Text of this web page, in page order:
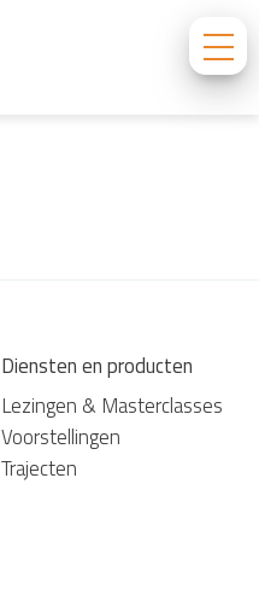
Diensten en producten
Lezingen & Masterclasses
Voorstellingen
Trajecten